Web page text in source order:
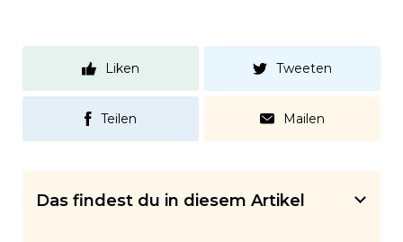
Liken Tweeten
Teilen Mailen
Das findest du in diesem Artikel